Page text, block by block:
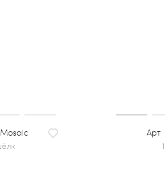
Mosaic